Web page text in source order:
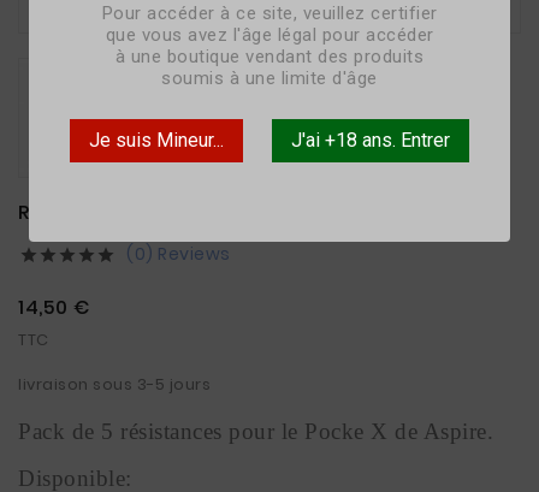
Pour accéder à ce site, veuillez certifier
que vous avez l'âge légal pour accéder
à une boutique vendant des produits
soumis à une limite d'âge
Je suis Mineur... J'ai +18 ans. Entrer
RESISTANCE POCKE X ASPIRE (PACK DE 5)
     (0) Reviews
14,50 €
TTC
livraison sous 3-5 jours
Pack de 5 résistances pour le Pocke X de Aspire.
Disponible: